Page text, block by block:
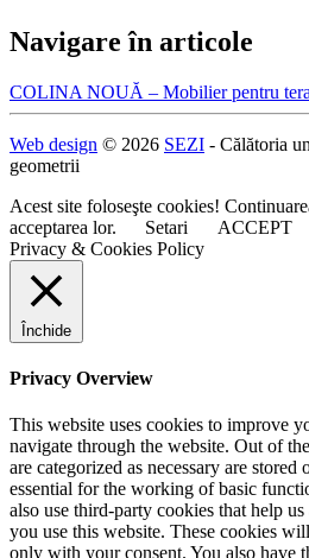
Navigare în articole
COLINA NOUĂ – Mobilier pentru
Web design © 2026 SEZI - Călătoria
geometrii
Acest site foloseşte cookies!
acceptarea lor.
Setari
ACCEPT
Privacy & Cookies Policy
Închide
Privacy Overview
This website uses cookies to improve
navigate through the website. Out of
are categorized as necessary are
essential for the working of basic
also use third-party cookies that help
you use this website. These cookies
only with your consent. You also have